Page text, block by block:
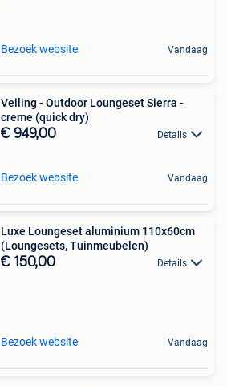
Bezoek website Vandaag
Veiling - Outdoor Loungeset Sierra -
creme (quick dry)
€ 949,00 Details
Bezoek website Vandaag
Luxe Loungeset aluminium 110x60cm
(Loungesets, Tuinmeubelen)
€ 150,00 Details
Bezoek website Vandaag